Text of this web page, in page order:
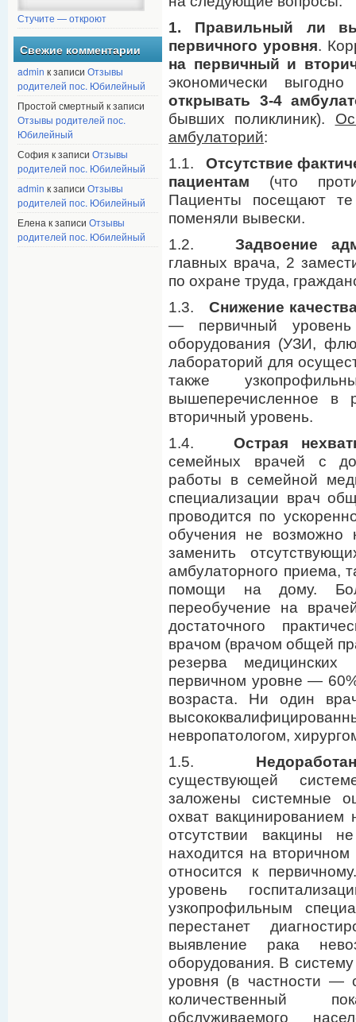
Стучите — откроют
Свежие комментарии
admin к записи Отзывы
родителей пос. Юбилейный
Простой смертный к записи
Отзывы родителей пос.
Юбилейный
София к записи Отзывы
родителей пос. Юбилейный
admin к записи Отзывы
родителей пос. Юбилейный
Елена к записи Отзывы
родителей пос. Юбилейный
1. Правильный ли
первичного уровня.
на первичный и
экономически
открывать 3-4
бывших поликлиник).
амбулаторий:
1.1. Отсутствие
пациентам (что
Пациенты посещают
поменяли вывески.
1.2. Задвоение
главных врача, 2
по охране труда,
1.3. Снижение
— первичный уровень
оборудования (УЗИ,
лабораторий для
также
вышеперечисленное
вторичный уровень.
1.4. Острая
семейных врачей с
работы в семейной
специализации врач
проводится по
обучения не возможно
заменить
амбулаторного приема,
помощи на дому.
переобучение на
достаточного
врачом (врачом общей
резерва
первичном уровне —
возраста. Ни один
невропатологом,
1.5.
существующей
заложены системные
охват вакцинированием
отсутствии вакцины
находится на
относится к
уровень
узкопрофильным
перестанет
выявление рака
оборудования. В
уровня (в частности —
количественный
обслуживаемого